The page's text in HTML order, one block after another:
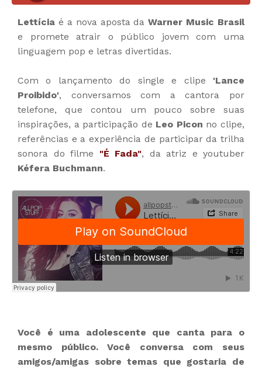
Lettícia é a nova aposta daWarner Music Brasil
e promete atrair o público jovem com uma
linguagem pop e letras divertidas.
Com o lançamento do single e clipe 'Lance
Proibido', conversamos com a cantora por
telefone, que contou um pouco sobre suas
inspirações, a participação de Leo Picon no clipe,
referências e a experiência de participar da trilha
sonora do filme "É Fada", da atriz e youtuber
Kéfera Buchmann.
Você é uma adolescente que canta para o
mesmo público. Você conversa com seus
amigos/amigas sobre temas que gostaria de